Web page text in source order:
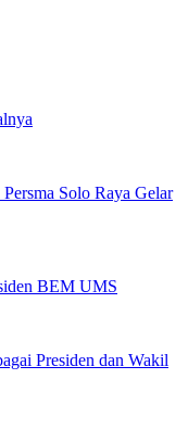
Solo Raya Gelar
BEM UMS
Presiden dan Wakil